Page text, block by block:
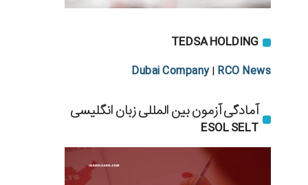
TEDSA HOLDING
Dubai Company| RCO News
آمادگی آزمون بین المللی زبان انگلیسی
ESOL SELT